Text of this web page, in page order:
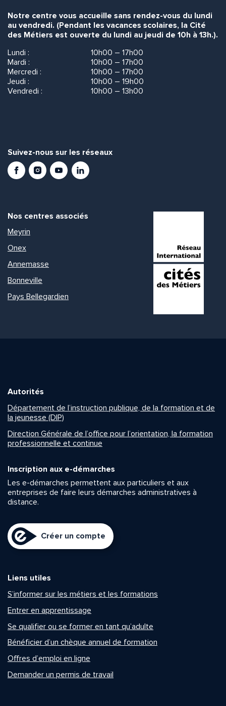
Notre centre vous accueille sans rendez-vous du lundi
au vendredi. (Pendant les vacances scolaires, la Cité
des Métiers est ouverte du lundi au jeudi de 10h à 13h.).
Lundi :
10h00 – 17h00
Mardi :
10h00 – 17h00
Mercredi :
10h00 – 17h00
Jeudi :
10h00 – 19h00
Vendredi :
10h00 – 13h00
Suivez-nous sur les réseaux
FacebookInstagramYoutubeLinkedIn
Nos centres associés
Meyrin
Onex
Annemasse
Bonneville
Pays Bellegardien
Autorités
Département de l’instruction publique, de la formation et de
la jeunesse (DIP)
Direction Générale de l’office pour l’orientation, la formation
professionnelle et continue
Inscription aux e-démarches
Les e-démarches permettent aux particuliers et aux
entreprises de faire leurs démarches administratives à
distance.
Créer un compte
Liens utiles
S’informer sur les métiers et les formations
Entrer en apprentissage
Se qualifier ou se former en tant qu’adulte
Bénéficier d’un chèque annuel de formation
Offres d’emploi en ligne
Demander un permis de travail